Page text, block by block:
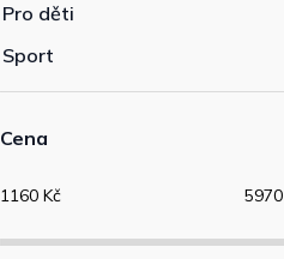
Pro děti
Sport
Cena
1160 Kč 5970